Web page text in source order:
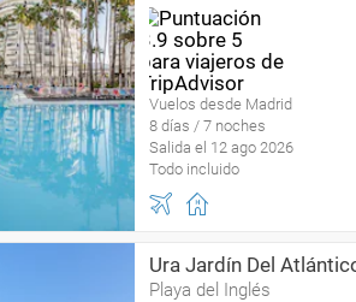
Vuelos desde Madrid
8 días / 7 noches
Salida el 12 ago 2026
Todo incluido
Ura Jardín Del
Playa del Inglés